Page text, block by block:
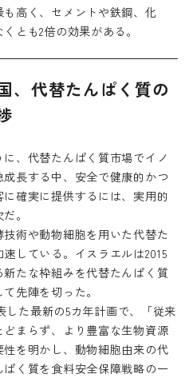
高く、セメントや鉄鋼、化
とも2倍の効果がある。
、代替たんぱく質の
、代替たんぱく質市場でイノ
長する中、安全で健康的かつ
確実に提供するには、実用的
。
術や動物細胞を用いた代替た
している。イスラエルは2015
たな枠組みを代替たんぱく質
先陣を切った。
した最新の5カ年計画で、「従来
まらず、より豊富な生物資源
を明かし、動物細胞由来の代
く質を食料安全保障戦略の一